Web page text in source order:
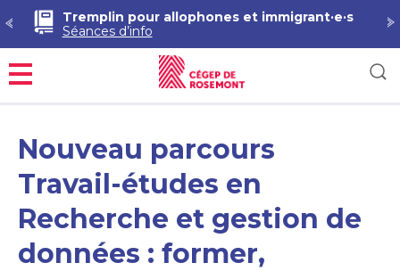
Tremplin pour allophones et immigrant·e·s
Séances d’info
Menu
Nouveau parcours
Travail-études en
Recherche et gestion de
données : former,